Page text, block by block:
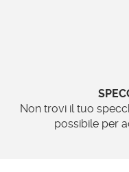
La cornice
legno (uno
forme sinuose
nostro
Non trovi il tuo
possibile per